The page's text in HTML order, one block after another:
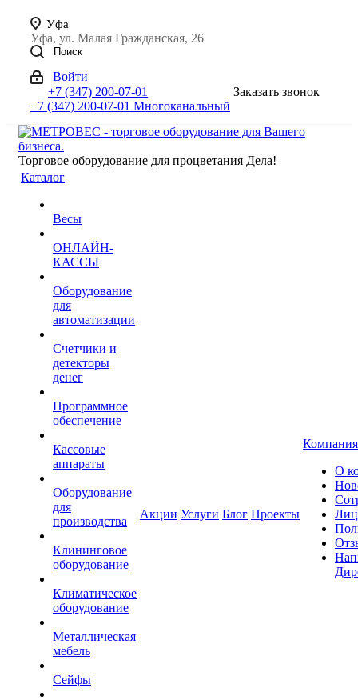
Уфа
Уфа, ул. Малая Гражданская, 26
Поиск
Войти
+7 (347) 200-07-01
+7 (347) 200-07-01 Многоканальный
Заказать звонок
Торговое оборудование для процветания Дела!
Каталог
Весы
ОНЛАЙН-
КАССЫ
Оборудование
для
автоматизации
Счетчики и
детекторы
денег
Программное
обеспечение
Кассовые
аппараты
Оборудование
для
производства
Клининговое
оборудование
Климатическое
оборудование
Металлическая
мебель
Сейфы
Акции Услуги Блог Проекты
Компания
О